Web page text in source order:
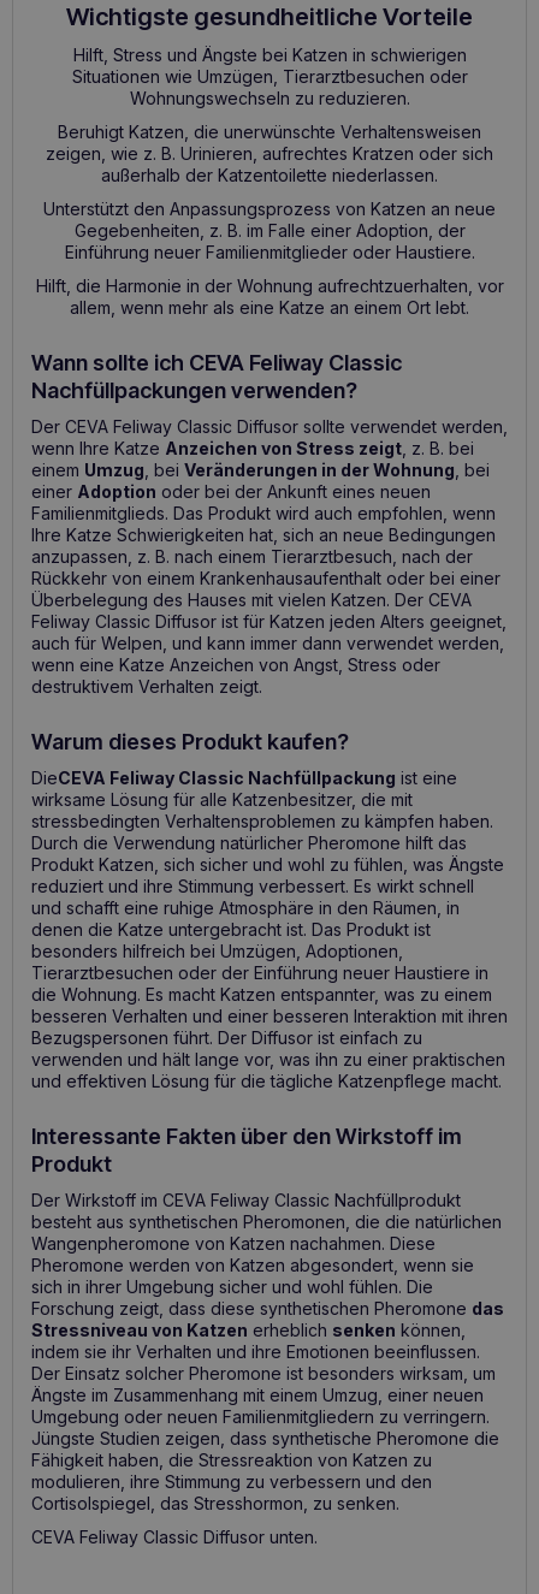
Wichtigste gesundheitliche Vorteile
Hilft, Stress und Ängste bei Katzen in schwierigen
Situationen wie Umzügen, Tierarztbesuchen oder
Wohnungswechseln zu reduzieren.
Beruhigt Katzen, die unerwünschte Verhaltensweisen
zeigen, wie z. B. Urinieren, aufrechtes Kratzen oder sich
außerhalb der Katzentoilette niederlassen.
Unterstützt den Anpassungsprozess von Katzen an neue
Gegebenheiten, z. B. im Falle einer Adoption, der
Einführung neuer Familienmitglieder oder Haustiere.
Hilft, die Harmonie in der Wohnung aufrechtzuerhalten, vor
allem, wenn mehr als eine Katze an einem Ort lebt.
Wann sollte ich CEVA Feliway Classic
Nachfüllpackungen verwenden?
Der CEVA Feliway Classic Diffusor sollte verwendet werden,
wenn Ihre Katze Anzeichen von Stress zeigt , z. B. bei
einem Umzug , bei Veränderungen in der Wohnung , bei
einer Adoption oder bei der Ankunft eines neuen
Familienmitglieds. Das Produkt wird auch empfohlen, wenn
Ihre Katze Schwierigkeiten hat, sich an neue Bedingungen
anzupassen, z. B. nach einem Tierarztbesuch, nach der
Rückkehr von einem Krankenhausaufenthalt oder bei einer
Überbelegung des Hauses mit vielen Katzen. Der CEVA
Feliway Classic Diffusor ist für Katzen jeden Alters geeignet,
auch für Welpen, und kann immer dann verwendet werden,
wenn eine Katze Anzeichen von Angst, Stress oder
destruktivem Verhalten zeigt.
Warum dieses Produkt kaufen?
DieCEVA Feliway Classic Nachfüllpackung ist eine
wirksame Lösung für alle Katzenbesitzer, die mit
stressbedingten Verhaltensproblemen zu kämpfen haben.
Durch die Verwendung natürlicher Pheromone hilft das
Produkt Katzen, sich sicher und wohl zu fühlen, was Ängste
reduziert und ihre Stimmung verbessert. Es wirkt schnell
und schafft eine ruhige Atmosphäre in den Räumen, in
denen die Katze untergebracht ist. Das Produkt ist
besonders hilfreich bei Umzügen, Adoptionen,
Tierarztbesuchen oder der Einführung neuer Haustiere in
die Wohnung. Es macht Katzen entspannter, was zu einem
besseren Verhalten und einer besseren Interaktion mit ihren
Bezugspersonen führt. Der Diffusor ist einfach zu
verwenden und hält lange vor, was ihn zu einer praktischen
und effektiven Lösung für die tägliche Katzenpflege macht.
Interessante Fakten über den Wirkstoff im
Produkt
Der Wirkstoff im CEVA Feliway Classic Nachfüllprodukt
besteht aus synthetischen Pheromonen, die die natürlichen
Wangenpheromone von Katzen nachahmen. Diese
Pheromone werden von Katzen abgesondert, wenn sie
sich in ihrer Umgebung sicher und wohl fühlen. Die
Forschung zeigt, dass diese synthetischen Pheromone das
Stressniveau von Katzen erheblich senken können,
indem sie ihr Verhalten und ihre Emotionen beeinflussen.
Der Einsatz solcher Pheromone ist besonders wirksam, um
Ängste im Zusammenhang mit einem Umzug, einer neuen
Umgebung oder neuen Familienmitgliedern zu verringern.
Jüngste Studien zeigen, dass synthetische Pheromone die
Fähigkeit haben, die Stressreaktion von Katzen zu
modulieren, ihre Stimmung zu verbessern und den
Cortisolspiegel, das Stresshormon, zu senken.
CEVA Feliway Classic Diffusor unten.